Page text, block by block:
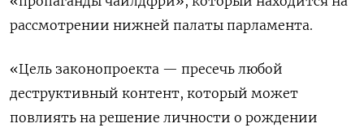
рассмотрении нижней палаты парламента.
«Цель законопроекта — пресечь любой
деструктивный контент, который может
повлиять на решение личности о рождении